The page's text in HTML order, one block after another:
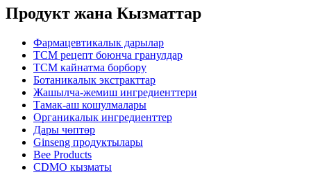
Продукт жана Кызматтар
Фармацевтикалык дарылар
TCM рецепт боюнча гранулдар
TCM кайнатма борбору
Ботаникалык экстракттар
Жашылча-жемиш ингредиенттери
Тамак-аш кошулмалары
Органикалык ингредиенттер
Дары чөптөр
Ginseng продуктылары
Bee Products
CDMO кызматы